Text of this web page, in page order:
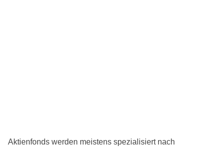
Aktienfonds werden meistens spezialisiert nach